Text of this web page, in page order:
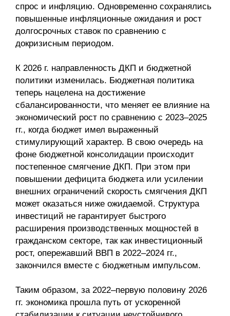
спрос и инфляцию. Одновременно сохранялись
повышенные инфляционные ожидания и рост
долгосрочных ставок по сравнению с
докризисным периодом.
К 2026 г. направленность ДКП и бюджетной
политики изменилась. Бюджетная политика
теперь нацелена на достижение
сбалансированности, что меняет ее влияние на
экономический рост по сравнению с 2023–2025
гг., когда бюджет имел выраженный
стимулирующий характер. В свою очередь на
фоне бюджетной консолидации происходит
постепенное смягчение ДКП. При этом при
повышении дефицита бюджета или усилении
внеш­них ограничений скорость смягчения ДКП
может оказаться ниже ожидаемой. Структура
инвестиций не гарантирует быстрого
расширения производственных мощностей в
гражданском секторе, так как инвестиционный
рост, опережавший ВВП в 2022–2024 гг.,
закончился вместе с бюджетным импульсом.
Таким образом, за 2022–первую половину 2026
гг. экономика прошла путь от ускоренной